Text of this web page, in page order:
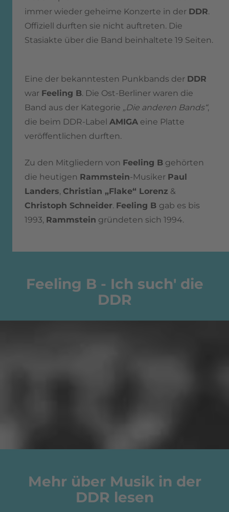
immer wieder geheime Konzerte in der DDR.
Offiziell durften sie nicht auftreten. Die
Stasiakte über die Band beinhaltete 19 Seiten.
Eine der bekanntesten Punkbands der DDR
war Feeling B. Die Ost-Berliner waren die
Band aus der Kategorie „Die anderen Bands“,
die beim DDR-Label AMIGA eine Platte
veröffentlichen durften.
Zu den Mitgliedern von Feeling B gehörten
die heutigen Rammstein-Musiker Paul
Landers, Christian „Flake“ Lorenz &
Christoph Schneider. Feeling B gab es bis
1993, Rammstein gründeten sich 1994.
Feeling B - Ich such' die
DDR
Mehr über Musik in der
DDR lesen